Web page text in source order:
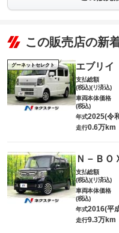
この販売店の新
グーネットセレクト エブリイ
支払総額
(税込)(リ済込)
車両本体価格
(税込)
年式2025(令
走行0.6万km
Ｎ－ＢＯ
支払総額
(税込)(リ済込)
車両本体価格
(税込)
年式2016(平
走行9.3万km